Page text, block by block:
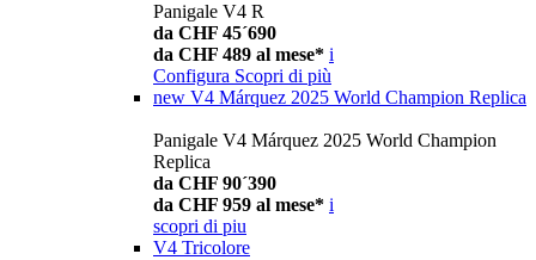
Panigale V4 R
da CHF 45´690
da CHF 489 al mese* i
Configura Scopri di più
new V4 Márquez 2025 World Champion Replica
Panigale V4 Márquez 2025 World Champion
Replica
da CHF 90´390
da CHF 959 al mese* i
scopri di piu
V4 Tricolore